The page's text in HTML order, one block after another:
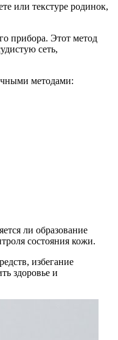
или текстуре родинок,
прибора. Этот метод
сеть,
методами:
ли образование
состояния кожи.
избегание
здоровье и